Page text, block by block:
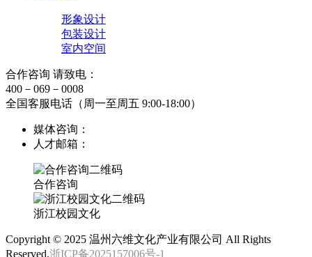
形象设计
包装设计
室内空间
合作咨询 请致电：
400－069－0008
全国客服电话（周一至周五 9:00-18:00）
媒体咨询：
人才邮箱：
合作咨询
浙江校园文化
Copyright © 2025 温州六维文化产业有限公司 All Rights
Reserved.浙ICP备2025157006号-1